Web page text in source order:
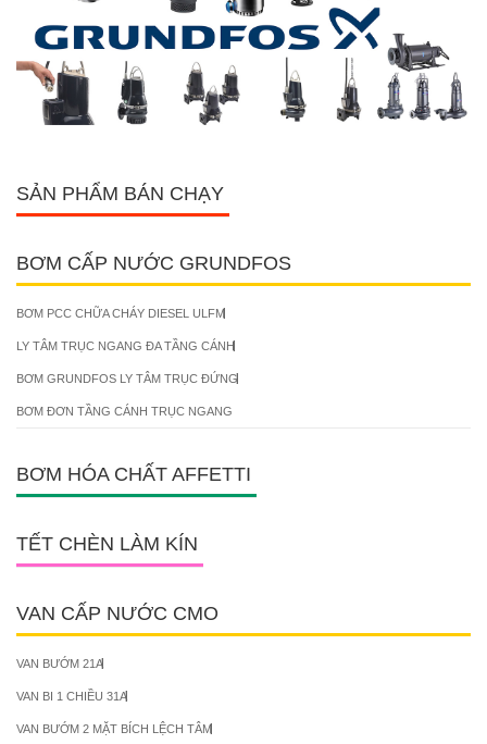
SẢN PHẨM BÁN CHẠY
BƠM CẤP NƯỚC GRUNDFOS
BƠM PCC CHỮA CHÁY DIESEL ULFM
LY TÂM TRỤC NGANG ĐA TẦNG CÁNH
BƠM GRUNDFOS LY TÂM TRỤC ĐỨNG
BƠM ĐƠN TẦNG CÁNH TRỤC NGANG
BƠM HÓA CHẤT AFFETTI
TẾT CHÈN LÀM KÍN
VAN CẤP NƯỚC CMO
VAN BƯỚM 21A
VAN BI 1 CHIỀU 31A
VAN BƯỚM 2 MẶT BÍCH LỆCH TÂM